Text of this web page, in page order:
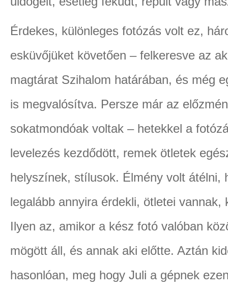
Érdekes, különleges fotózás volt ez,
esküvőjüket követően – felkeresve az
magtárat Szihalom határában, és még
is megvalósítva. Persze már az
sokatmondóak voltak – hetekkel a
levelezés kezdődött, remek ötletek
helyszínek, stílusok. Élmény volt átélni,
legalább annyira érdekli, ötletei
Ilyen az, amikor a kész fotó valóban
mögött áll, és annak aki előtte. Aztán
hasonlóan, meg hogy Juli a gépnek